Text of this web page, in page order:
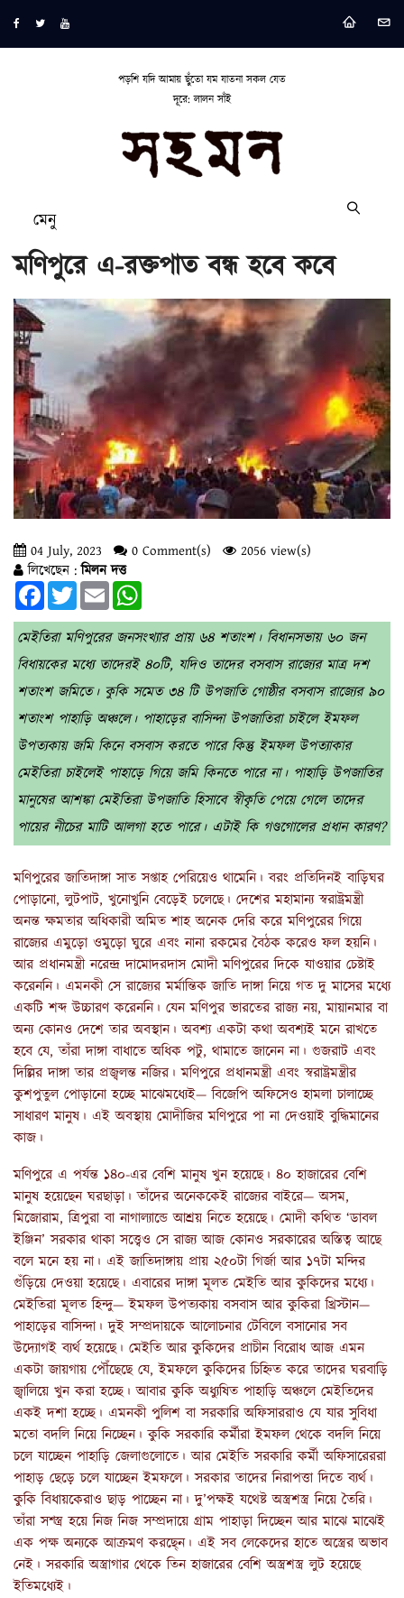
পড়শি যদি আমায় ছুঁতো যম যাতনা সকল যেত
দূরে: লালন সাঁই
মেনু
মণিপুরে এ-রক্তপাত বন্ধ হবে কবে
04 July, 2023 0 Comment(s)
2056 view(s)
লিখেছেন :মিলন দত্ত
FacebookTwitterEmail
মেইতিরা মণিপুরের জনসংখ্যার প্রায় ৬৪ শতাংশ। বিধানসভায় ৬০ জন
বিধায়কের মধ্যে তাদেরই ৪০টি, যদিও তাদের বসবাস রাজ্যের মাত্র দশ
শতাংশ জমিতে। কুকি সমেত ৩৪ টি উপজাতি গোষ্ঠীর বসবাস রাজ্যের ৯০
শতাংশ পাহাড়ি অঞ্চলে। পাহাড়ের বাসিন্দা উপজাতিরা চাইলে ইমফল
উপত্যকায় জমি কিনে বসবাস করতে পারে কিন্তু ইমফল উপত্যাকার
মেইতিরা চাইলেই পাহাড়ে গিয়ে জমি কিনতে পারে না। পাহাড়ি উপজাতির
মানুষের আশঙ্কা মেইতিরা উপজাতি হিসাবে স্বীকৃতি পেয়ে গেলে তাদের
পায়ের নীচের মাটি আলগা হতে পারে। এটাই কি গণ্ডগোলের প্রধান কারণ?
মণিপুরের জাতিদাঙ্গা সাত সপ্তাহ পেরিয়েও থামেনি। বরং প্রতিদিনই বাড়িঘর
পোড়ানো, লুটপাট, খুনোখুনি বেড়েই চলেছে। দেশের মহামান্য স্বরাষ্ট্রমন্ত্রী
অনন্ত ক্ষমতার অধিকারী অমিত শাহ অনেক দেরি করে মণিপুরের গিয়ে
রাজ্যের এমুড়ো ওমুড়ো ঘুরে এবং নানা রকমের বৈঠক করেও ফল হয়নি।
আর প্রধানমন্ত্রী নরেন্দ্র দামোদরদাস মোদী মণিপুরের দিকে যাওয়ার চেষ্টাই
করেননি। এমনকী সে রাজ্যের মর্মান্তিক জাতি দাঙ্গা নিয়ে গত দু মাসের মধ্যে
একটি শব্দ উচ্চারণ করেননি। যেন মণিপুর ভারতের রাজ্য নয়, মায়ানমার বা
অন্য কোনও দেশে তার অবস্থান। অবশ্য একটা কথা অবশ্যই মনে রাখতে
হবে যে, তাঁরা দাঙ্গা বাধাতে অধিক পটু, থামাতে জানেন না। গুজরাট এবং
দিল্লির দাঙ্গা তার প্রজ্বলন্ত নজির। মণিপুরে প্রধানমন্ত্রী এবং স্বরাষ্ট্রমন্ত্রীর
কুশপুতুল পোড়ানো হচ্ছে মাঝেমধ্যেই— বিজেপি অফিসেও হামলা চালাচ্ছে
সাধারণ মানুষ। এই অবস্থায় মোদীজির মণিপুরে পা না দেওয়াই বুদ্ধিমানের
কাজ।
মণিপুরে এ পর্যন্ত ১৪০-এর বেশি মানুষ খুন হয়েছে। ৪০ হাজারের বেশি
মানুষ হয়েছেন ঘরছাড়া। তাঁদের অনেককেই রাজ্যের বাইরে— অসম,
মিজোরাম, ত্রিপুরা বা নাগাল্যান্ডে আশ্রয় নিতে হয়েছে। মোদী কথিত ‘ডাবল
ইঞ্জিন’ সরকার থাকা সত্ত্বেও সে রাজ্য আজ কোনও সরকারের অস্তিত্ব আছে
বলে মনে হয় না। এই জাতিদাঙ্গায় প্রায় ২৫০টা গির্জা আর ১৭টা মন্দির
গুঁড়িয়ে দেওয়া হয়েছে। এবারের দাঙ্গা মূলত মেইতি আর কুকিদের মধ্যে।
মেইতিরা মূলত হিন্দু— ইমফল উপত্যকায় বসবাস আর কুকিরা খ্রিস্টান—
পাহাড়ের বাসিন্দা। দুই সম্প্রদায়কে আলোচনার টেবিলে বসানোর সব
উদ্যোগই ব্যর্থ হয়েছে। মেইতি আর কুকিদের প্রাচীন বিরোধ আজ এমন
একটা জায়গায় পৌঁছেছে যে, ইমফলে কুকিদের চিহ্নিত করে তাদের ঘরবাড়ি
জ্বালিয়ে খুন করা হচ্ছে। আবার কুকি অধ্যুষিত পাহাড়ি অঞ্চলে মেইতিদের
একই দশা হচ্ছে। এমনকী পুলিশ বা সরকারি অফিসাররাও যে যার সুবিধা
মতো বদলি নিয়ে নিচ্ছেন। কুকি সরকারি কর্মীরা ইমফল থেকে বদলি নিয়ে
চলে যাচ্ছেন পাহাড়ি জেলাগুলোতে। আর মেইতি সরকারি কর্মী অফিসারেররা
পাহাড় ছেড়ে চলে যাচ্ছেন ইমফলে। সরকার তাদের নিরাপত্তা দিতে ব্যর্থ।
কুকি বিধায়কেরাও ছাড় পাচ্ছেন না। দু’পক্ষই যথেষ্ট অস্ত্রশস্ত্র নিয়ে তৈরি।
তাঁরা সশ্স্ত্র হয়ে নিজ নিজ সম্প্রদায়ে গ্রাম পাহাড়া দিচ্ছেন আর মাঝে মাঝেই
এক পক্ষ অন্যকে আক্রমণ করছে্ন। এই সব লেকেদের হাতে অস্ত্রের অভাব
নেই। সরকারি অস্ত্রাগার থেকে তিন হাজারের বেশি অস্ত্রশস্ত্র লুট হয়েছে
ইতিমধ্যেই।